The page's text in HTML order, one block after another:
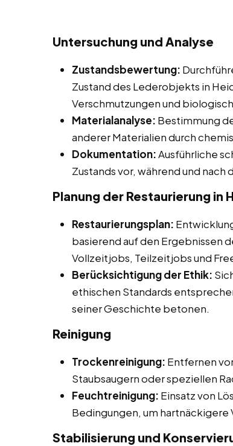
Untersuchung und Analyse
Zustandsbewertung:
Zustand des Lederobjekts in
Verschmutzungen und
Materialanalyse: Bestimmung
anderer Materialien durch
Dokumentation:Ausführliche
Zustands vor, während und nach
Planung der Restaurierung in
Restaurierungsplan:
basierend auf den Ergebnissen
Vollzeitjobs, Teilzeitjobs und
Berücksichtigung der Ethik:
ethischen Standards
seiner Geschichte betonen.
Reinigung
Trockenreinigung: Entfernen
Staubsaugern oder speziellen
Feuchtreinigung: Einsatz von
Bedingungen, um
Stabilisierung und